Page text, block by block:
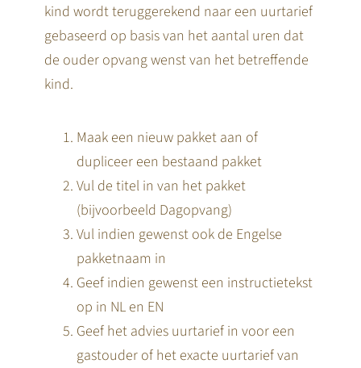
kind wordt teruggerekend naar een uurtarief
gebaseerd op basis van het aantal uren dat
de ouder opvang wenst van het betreffende
kind.
Maak een nieuw pakket aan of
dupliceer een bestaand pakket
Vul de titel in van het pakket
(bijvoorbeeld Dagopvang)
Vul indien gewenst ook de Engelse
pakketnaam in
Geef indien gewenst een instructietekst
op in NL en EN
Geef het advies uurtarief in voor een
gastouder of het exacte uurtarief van